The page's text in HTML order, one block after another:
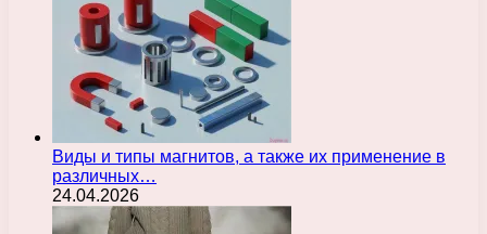
Виды и типы магнитов, а также их применение в
различных…
24.04.2026